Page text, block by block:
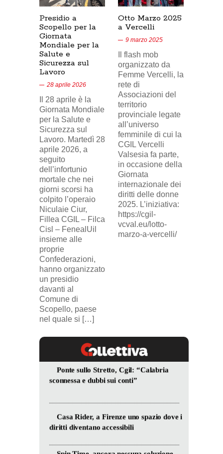
Presidio a
Scopello per la
Giornata
Mondiale per la
Salute e
Sicurezza sul
Lavoro
28 aprile 2026
Il 28 aprile è la
Giornata Mondiale
per la Salute e
Sicurezza sul
Lavoro. Martedì 28
aprile 2026, a
seguito
dell’infortunio
mortale che nei
giorni scorsi ha
colpito l’operaio
Niculaie Ciur,
Fillea CGIL – Filca
Cisl – FenealUil
insieme alle
proprie
Confederazioni,
hanno organizzato
un presidio
davanti al
Comune di
Scopello, paese
nel quale si […]
Otto Marzo 2025
a Vercelli
9 marzo 2025
Il flash mob
organizzato da
Femme Vercelli, la
rete di
Associazioni del
territorio
provinciale legate
all’universo
femminile di cui la
CGIL Vercelli
Valsesia fa parte,
in occasione della
Giornata
internazionale dei
diritti delle donne
2025. L’iniziativa:
https://cgil-
vcval.eu/lotto-
marzo-a-vercelli/